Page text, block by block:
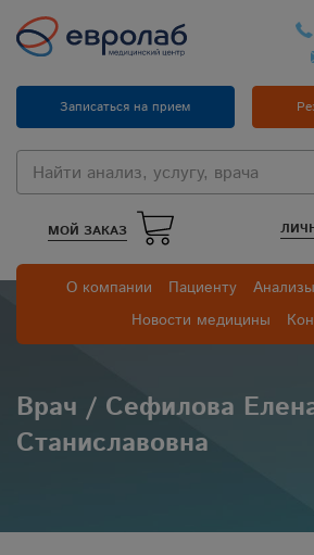
Записаться на прием
МОЙ ЗАКАЗ
О компании Пациенту Анализы
Новости медицины
Врач / Сефилова
Станиславовна